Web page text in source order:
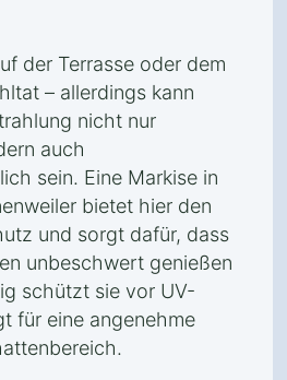
der Terrasse oder dem
– allerdings kann
nicht nur
auch
sein. Eine Markise in
bietet hier den
und sorgt dafür, dass
unbeschwert genießen
schützt sie vor UV-
für eine angenehme